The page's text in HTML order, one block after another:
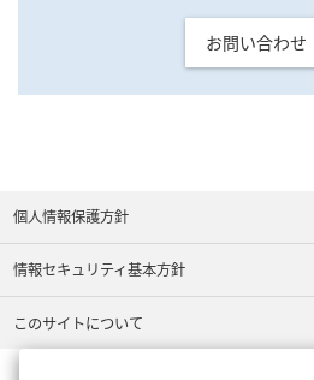
お問い合わせ
個人情報保護方針
情報セキュリティ基本方針
このサイトについて